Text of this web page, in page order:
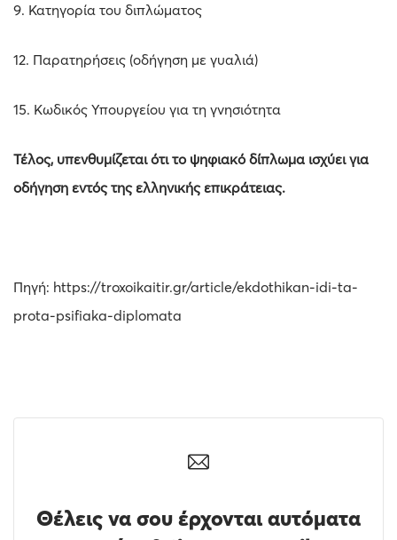
9. Κατηγορία του διπλώματος
12. Παρατηρήσεις (οδήγηση με γυαλιά)
15. Κωδικός Υπουργείου για τη γνησιότητα
Τέλος, υπενθυμίζεται ότι το ψηφιακό δίπλωμα ισχύει για
οδήγηση εντός της ελληνικής επικράτειας.
Πηγή: https://troxoikaitir.gr/article/ekdothikan-idi-ta-
prota-psifiaka-diplomata
Θέλεις να σου έρχονται αυτόματα